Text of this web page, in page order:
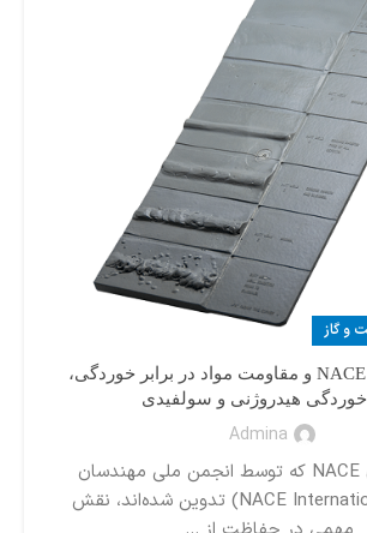
و گاز
استانداردهای NACE و مقاومت مواد در برابر خوردگی،
هیدروژنی و سولفیدی
Admina
استانداردهای NACE که توسط انجمن ملی مهندسان
خوردگی (NACE International) تدوین شده‌اند، نقش